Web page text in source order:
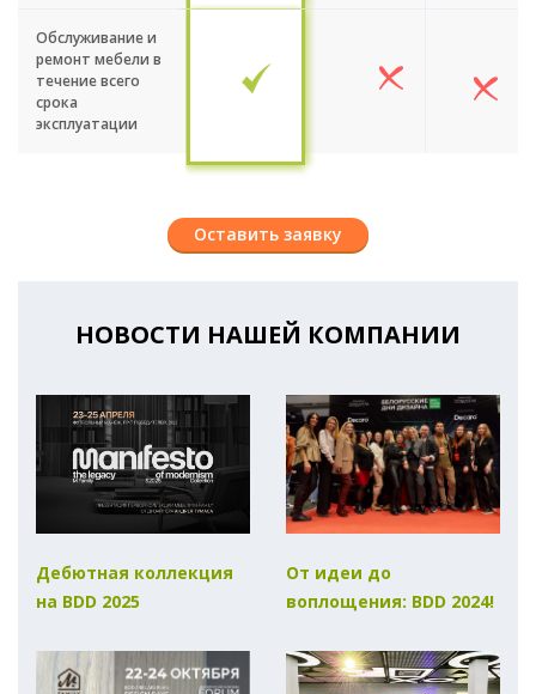
Обслуживание и
ремонт мебели в
течение всего
срока
эксплуатации
Оставить заявку
НОВОСТИ НАШЕЙ КОМПАНИИ
Дебютная коллекция
на BDD 2025
От идеи до
воплощения: BDD 2024!